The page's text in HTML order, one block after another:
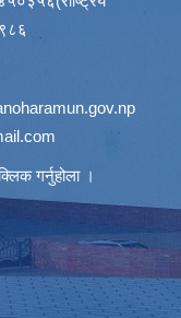
गर्नुहोला ।